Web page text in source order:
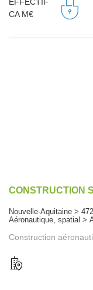
EFFECTIF
CA M€
CONSTRUCTION
Nouvelle-Aquitaine >
Aéronautique, spatial >
Construction